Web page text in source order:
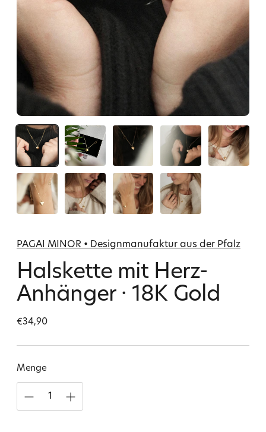
PAGAI MINOR • Designmanufaktur aus der Pfalz
Halskette mit Herz-
Anhänger · 18K Gold
€34,90
Regulärer
Menge